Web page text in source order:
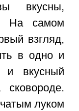
вкусны,
На самом
взгляд,
в одно и
и вкусный
луком